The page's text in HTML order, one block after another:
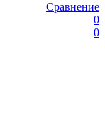
Сравнение
0
0